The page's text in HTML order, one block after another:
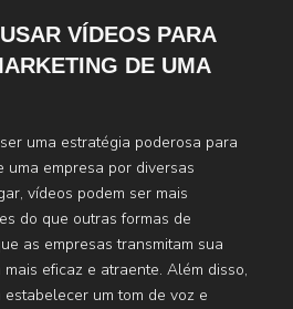
VÍDEOS PARA
DE UMA
uma estratégia poderosa para
uma empresa por diversas
vídeos podem ser mais
do que outras formas de
as empresas transmitam sua
eficaz e atraente. Além disso,
um tom de voz e